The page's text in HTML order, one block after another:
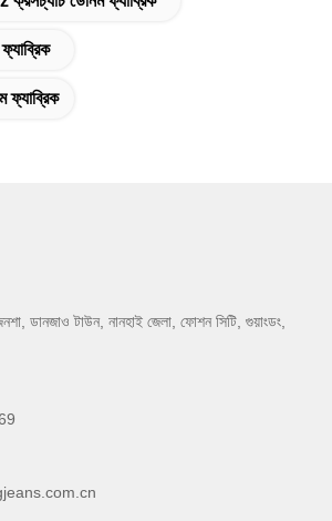
ফ্যাব্রিক
ডানজাও টাউন, নানহাই জেলা, ফোশন সিটি, গুয়াংডং,